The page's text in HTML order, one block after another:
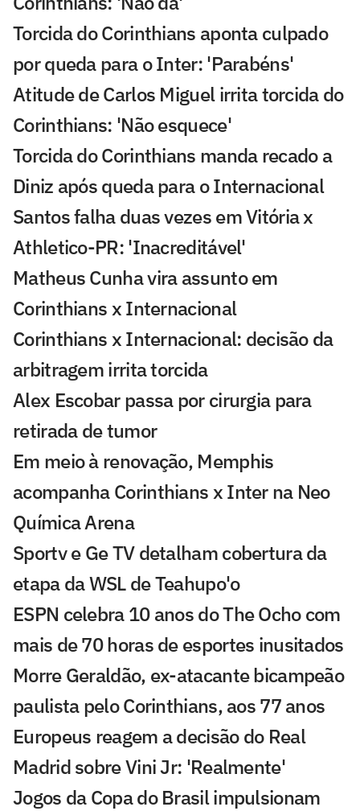
Torcida do Corinthians aponta culpado
por queda para o Inter: 'Parabéns'
Atitude de Carlos Miguel irrita torcida do
Corinthians: 'Não esquece'
Torcida do Corinthians manda recado a
Diniz após queda para o Internacional
Santos falha duas vezes em Vitória x
Athletico-PR: 'Inacreditável'
Matheus Cunha vira assunto em
Corinthians x Internacional
Corinthians x Internacional: decisão da
arbitragem irrita torcida
Alex Escobar passa por cirurgia para
retirada de tumor
Em meio à renovação, Memphis
acompanha Corinthians x Inter na Neo
Química Arena
Sportv e Ge TV detalham cobertura da
etapa da WSL de Teahupo'o
ESPN celebra 10 anos do The Ocho com
mais de 70 horas de esportes inusitados
Morre Geraldão, ex-atacante bicampeão
paulista pelo Corinthians, aos 77 anos
Europeus reagem a decisão do Real
Madrid sobre Vini Jr: 'Realmente'
Jogos da Copa do Brasil impulsionam